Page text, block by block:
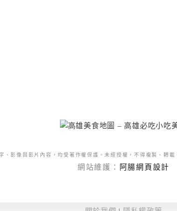
、影像與影片內容，均受著作權保護。未經授權，不得複製、轉
網站維護： 阿腸網頁設計